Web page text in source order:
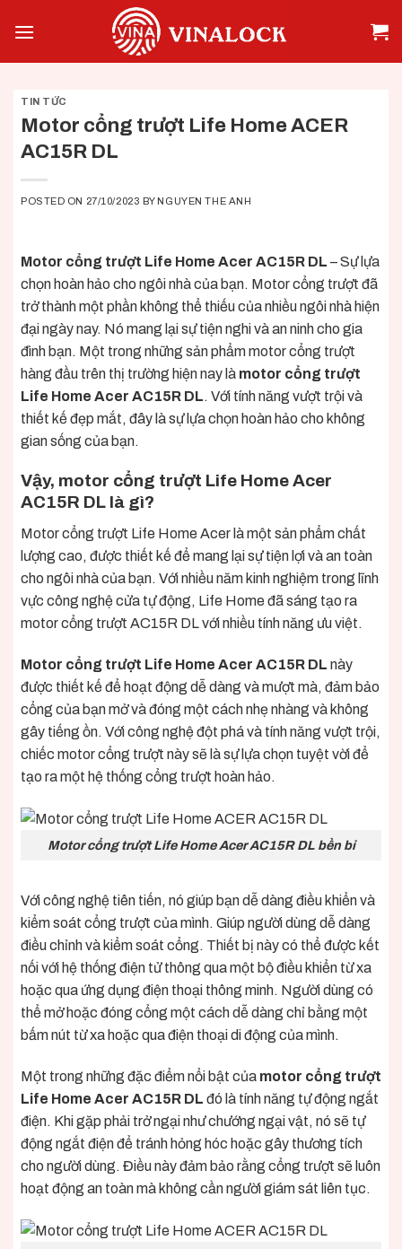
TIN TỨC
Motor cổng trượt Life Home ACER
AC15R DL
POSTED ON 27/10/2023 BY NGUYEN THE ANH
Motor cổng trượt Life Home Acer AC15R DL – Sự lựa
chọn hoàn hảo cho ngôi nhà của bạn. Motor cổng trượt đã
trở thành một phần không thể thiếu của nhiều ngôi nhà hiện
đại ngày nay. Nó mang lại sự tiện nghi và an ninh cho gia
đình bạn. Một trong những sản phẩm motor cổng trượt
hàng đầu trên thị trường hiện nay là motor cổng trượt
Life Home Acer AC15R DL. Với tính năng vượt trội và
thiết kế đẹp mắt, đây là sự lựa chọn hoàn hảo cho không
gian sống của bạn.
Vậy, motor cổng trượt Life Home Acer
AC15R DL là gì?
Motor cổng trượt Life Home Acer là một sản phẩm chất
lượng cao, được thiết kế để mang lại sự tiện lợi và an toàn
cho ngôi nhà của bạn. Với nhiều năm kinh nghiệm trong lĩnh
vực công nghệ cửa tự động, Life Home đã sáng tạo ra
motor cổng trượt AC15R DL với nhiều tính năng ưu việt.
Motor cổng trượt Life Home Acer AC15R DL này
được thiết kế để hoạt động dễ dàng và mượt mà, đảm bảo
cổng của bạn mở và đóng một cách nhẹ nhàng và không
gây tiếng ồn. Với công nghệ đột phá và tính năng vượt trội,
chiếc motor cổng trượt này sẽ là sự lựa chọn tuyệt vời để
tạo ra một hệ thống cổng trượt hoàn hảo.
Motor cổng trượt Life Home Acer AC15R DL bền bỉ
Với công nghệ tiên tiến, nó giúp bạn dễ dàng điều khiển và
kiểm soát cổng trượt của mình. Giúp người dùng dễ dàng
điều chỉnh và kiểm soát cổng. Thiết bị này có thể được kết
nối với hệ thống điện tử thông qua một bộ điều khiển từ xa
hoặc qua ứng dụng điện thoại thông minh. Người dùng có
thể mở hoặc đóng cổng một cách dễ dàng chỉ bằng một
bấm nút từ xa hoặc qua điện thoại di động của mình.
Một trong những đặc điểm nổi bật của motor cổng trượt
Life Home Acer AC15R DL đó là tính năng tự động ngắt
điện. Khi gặp phải trở ngại như chướng ngại vật, nó sẽ tự
động ngắt điện để tránh hỏng hóc hoặc gây thương tích
cho người dùng. Điều này đảm bảo rằng cổng trượt sẽ luôn
hoạt động an toàn mà không cần người giám sát liên tục.